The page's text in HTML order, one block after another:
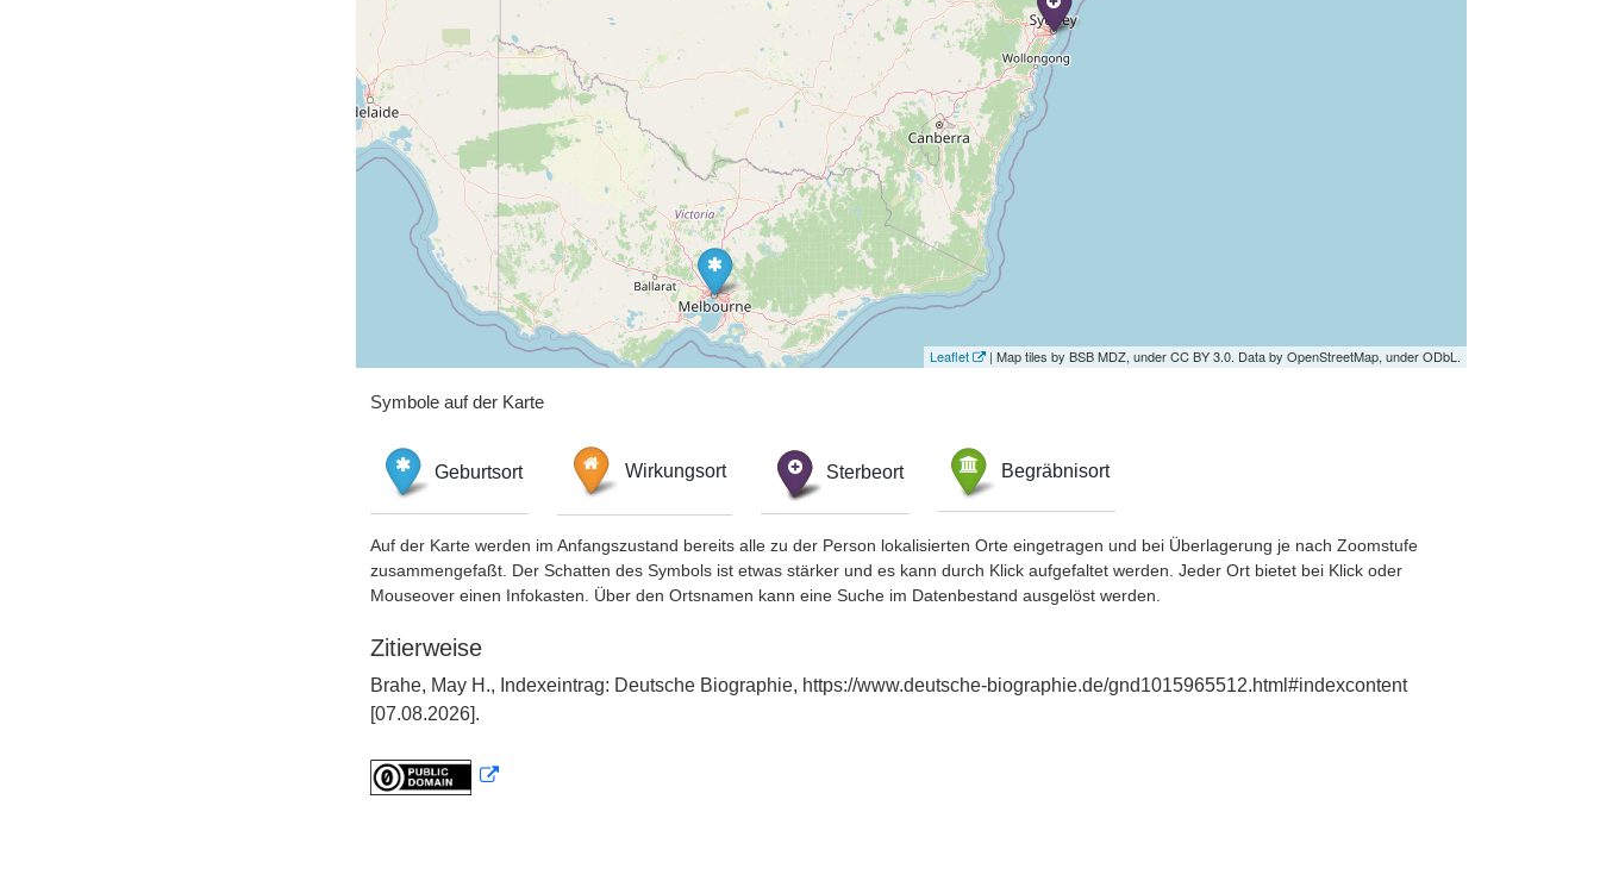
Leaflet | Map tiles by BSB MDZ, under CC BY 3.0. Data by OpenStreetMap, under ODbL.
Symbole auf der Karte
Geburtsort Wirkungsort Sterbeort Begräbnisort
Auf der Karte werden im Anfangszustand bereits alle zu der Person lokalisierten Orte eingetragen und bei Überlagerung je nach Zoomstufe
zusammengefaßt. Der Schatten des Symbols ist etwas stärker und es kann durch Klick aufgefaltet werden. Jeder Ort bietet bei Klick oder
Mouseover einen Infokasten. Über den Ortsnamen kann eine Suche im Datenbestand ausgelöst werden.
Zitierweise
Brahe, May H., Indexeintrag: Deutsche Biographie, https://www.deutsche-biographie.de/gnd1015965512.html#indexcontent
[07.08.2026].